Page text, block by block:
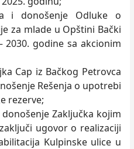
i donošenje Odluke o
za mlade u Opštini Bački
2030. godine sa akcionim
Cap iz Bačkog Petrovca
Rešenja o upotrebi
rezerve;
Zaključka kojim
ugovor o realizaciji
Kulpinske ulice u